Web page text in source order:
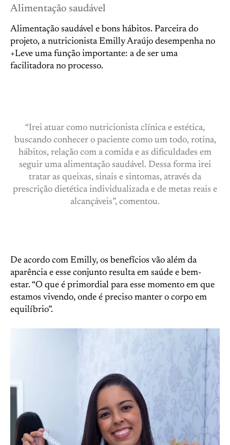
Alimentação saudável
Alimentação saudável e bons hábitos. Parceira do
projeto, a nutricionista Emilly Araújo desempenha no
+Leve uma função importante: a de ser uma
facilitadora no processo.
“Irei atuar como nutricionista clínica e estética,
buscando conhecer o paciente como um todo, rotina,
hábitos, relação com a comida e as dificuldades em
seguir uma alimentação saudável. Dessa forma irei
tratar as queixas, sinais e sintomas, através da
prescrição dietética individualizada e de metas reais e
alcançáveis”, comentou.
De acordo com Emilly, os benefícios vão além da
aparência e esse conjunto resulta em saúde e bem-
estar. “O que é primordial para esse momento em que
estamos vivendo, onde é preciso manter o corpo em
equilíbrio”.